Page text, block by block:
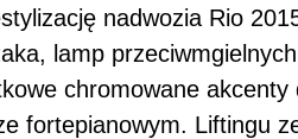
nadwozia Rio
lamp
chromowane
fortepianowym. Liftingu